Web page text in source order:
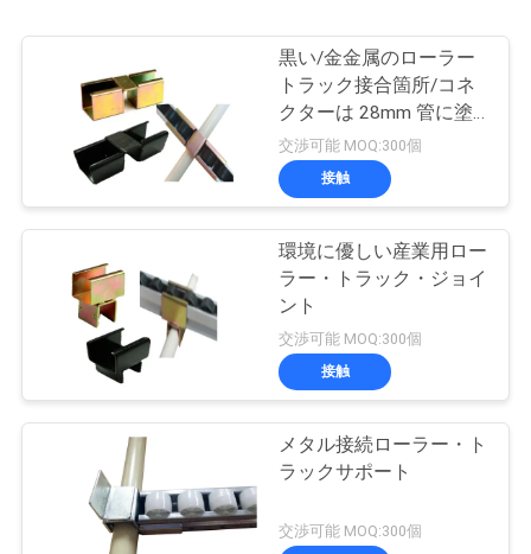
黒い/金金属のローラー
トラック接合箇所/コネ
クターは 28mm 管に塗
りました
交渉可能 MOQ:300個
接触
環境に優しい産業用ロー
ラー・トラック・ジョイ
ント
交渉可能 MOQ:300個
接触
メタル接続ローラー・ト
ラックサポート
交渉可能 MOQ:300個